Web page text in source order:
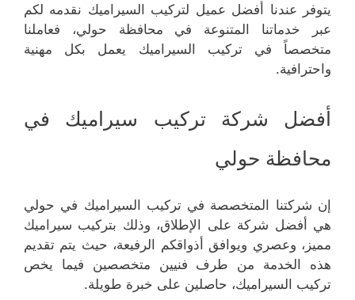
يتوفر عندنا أفضل عميل لتركيب السيراميك نقدمه لكم
عبر خدماتنا المتنوعة في محافظة حولي، فعاملنا
متخصصاً في تركيب السيراميك يعمل بكل مهنية
واحترافية.
أفضل شركة تركيب سيراميك في
محافظة حولي
إن شركتنا المتخصصة في تركيب السيراميك في حولي
هي أفضل شركة على الإطلاق، وذلك بتركيب سيراميك
مميز، وعصري ويوافق أذواقكم الرفيعة، حيث يتم تقديم
هذه الخدمة من طرف فنيين متخصصين فيما يخص
تركيب السيراميك، حاصلين على خبرة طويلة.